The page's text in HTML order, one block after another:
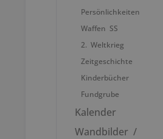
Persönlichkeiten
Waffen SS
2. Weltkrieg
Zeitgeschichte
Kinderbücher
Fundgrube
Kalender
Wandbilder /